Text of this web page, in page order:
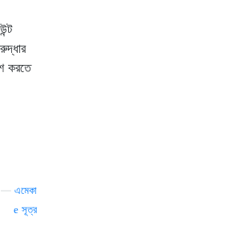
করতে
এমেকা
সূত্র